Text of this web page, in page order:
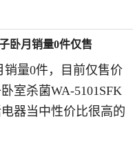
卧月销量0件仅售
量0件，目前仅售价
室杀菌WA-5101SFK
器当中性价比很高的